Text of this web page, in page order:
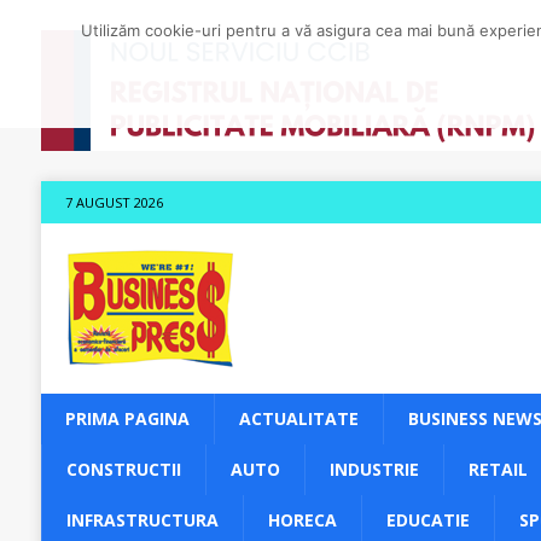
7 AUGUST 2026
PRIMA PAGINA ACTUALITATE BUSINESS NEWS
CONSTRUCTII AUTO INDUSTRIE RETAIL
INFRASTRUCTURA HORECA EDUCATIE
Utilizăm cookie-uri pentru a vă asigura cea mai bună